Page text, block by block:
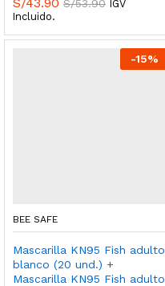
S/53.90 IGV
Incluido.
-15%
BEE SAFE
Mascarilla KN95 Fish adulto
blanco (20 und.) +
Mascarilla KN95 Fish adulto